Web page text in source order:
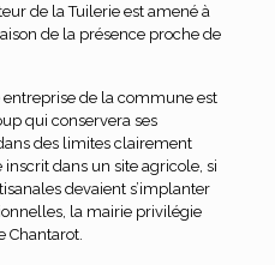
de la Tuilerie est amené à
de la présence proche de
de la commune est
qui conservera ses
des limites clairement
dans un site agricole, si
devaient s’implanter
la mairie privilégie
Chantarot.